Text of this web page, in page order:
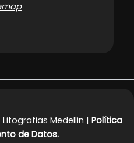
Medellin | Política
de Datos.